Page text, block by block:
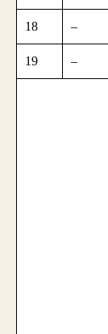
18 –
19 –